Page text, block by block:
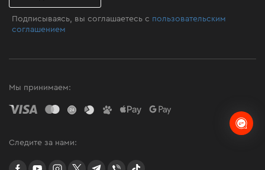
Подписываясь, вы соглашаетесь с пользовательским
соглашением
Мы принимаем:
Следите за нами:
facebookyoutubeinstagramtwittertelegram
Viber TikTok